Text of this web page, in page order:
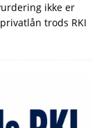
ikke er
trods RKI